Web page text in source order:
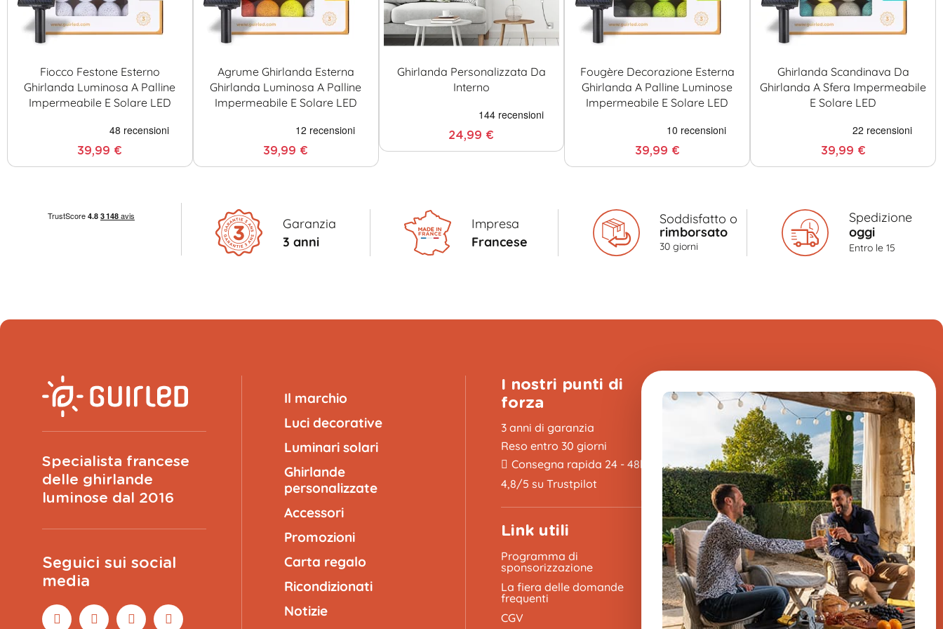
Fiocco Festone Esterno
Ghirlanda Luminosa A Palline
Impermeabile E Solare LED
39,99 €
Agrume Ghirlanda Esterna
Ghirlanda Luminosa A Palline
Impermeabile E Solare LED
39,99 €
Ghirlanda Personalizzata Da
Interno
24,99 €
Fougère Decorazione Esterna
Ghirlanda A Palline Luminose
Impermeabile E Solare LED
39,99 €
Ghirlanda Scandinava Da
Ghirlanda A Sfera Impermeabile
E Solare LED
39,99 €
Garanzia
3 anni
Impresa
Francese
Soddisfatto o
rimborsato
30 giorni
Spedizione
oggi
Entro le 15
Specialista francese
delle ghirlande
luminose dal 2016
Seguici sui social
media
Il marchio
Luci decorative
Luminari solari
Ghirlande
personalizzate
Accessori
Promozioni
Carta regalo
Ricondizionati
Notizie
I nostri punti di
forza
3 anni di garanzia
Reso entro 30 giorni
Consegna rapida 24 - 48h
4,8/5 su Trustpilot
Link utili
Programma di
sponsorizzazione
La fiera delle domande
frequenti
CGV
uno dei nostri
prodotti?
Inviateci un messaggio, vi
risponderemo al più presto.
​
Iscriviti alla
newsletter
-10% sul tuo primo ordine